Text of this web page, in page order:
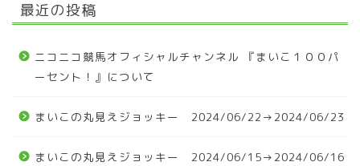
最近の投稿
ニコニコ競馬オフィシャルチャンネル 『まいこ１００パ
ーセント！』について
まいこの丸見えジョッキー 2024/06/22→2024/06/23
まいこの丸見えジョッキー 2024/06/15→2024/06/16